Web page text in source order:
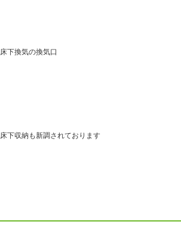
床下換気の換気口
床下収納も新調されております